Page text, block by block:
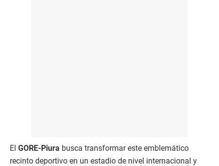
El GORE-Piura busca transformar este emblemático
recinto deportivo en un estadio de nivel internacional y